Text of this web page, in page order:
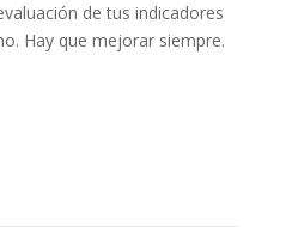
de tus indicadores
Hay que mejorar siempre.